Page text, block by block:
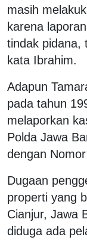
masih
karena
tindak pidana,
kata Ibrahim.
Adapun
pada tahun
melaporkan
Polda Jawa
dengan
Dugaan
properti yang
Cianjur, Jawa
diduga ada